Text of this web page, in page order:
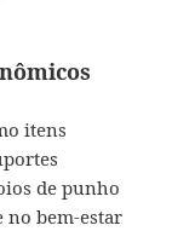
itens
de punho
bem-estar